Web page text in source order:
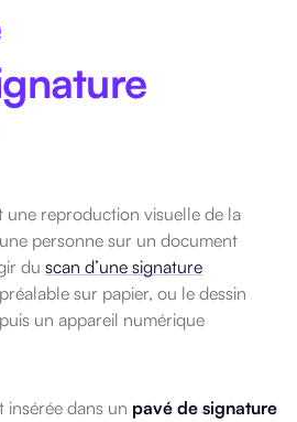
une reproduction visuelle de la
personne sur un document
du scan d’une signature
sur papier, ou le dessin
un appareil numérique
insérée dans un pavé de signature